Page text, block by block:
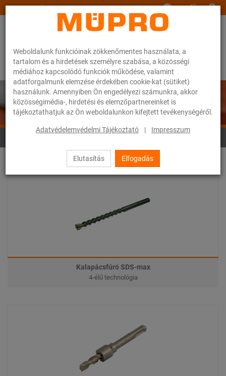
Weboldalunk funkcióinak zökkenőmentes használata, a
tartalom és a hirdetések személyre szabása, a közösségi
médiához kapcsolódó funkciók működése, valamint
adatforgalmunk elemzése érdekében cookie-kat (sütiket)
használunk. Amennyiben Ön engedélyezi számunkra, akkor
közösségimédia-, hirdetési és elemzőpartnereinket is
tájékoztathatjuk az Ön weboldalunkon kifejtett tevékenységéről.
Adatvédelemvédelmi Tájékoztató | Impresszum
Elutasítás Elfogadás
www.muepro.hu
Kalapácsfúró SDS-max
4-élű technológia